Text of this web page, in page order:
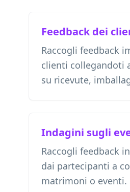
Feedback dei
Raccogli feedback
clienti collegandoti
su ricevute,
Indagini sugli
Raccogli feedback
dai partecipanti a
matrimoni o eventi.